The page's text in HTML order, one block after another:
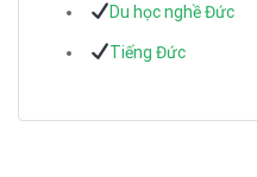
Du học nghề Đức
Tiếng Đức